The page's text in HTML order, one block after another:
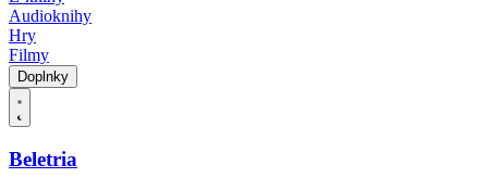
Audioknihy
Hry
Filmy
Doplnky
Beletria